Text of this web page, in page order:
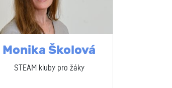
Monika Školová
STEAM kluby pro žáky